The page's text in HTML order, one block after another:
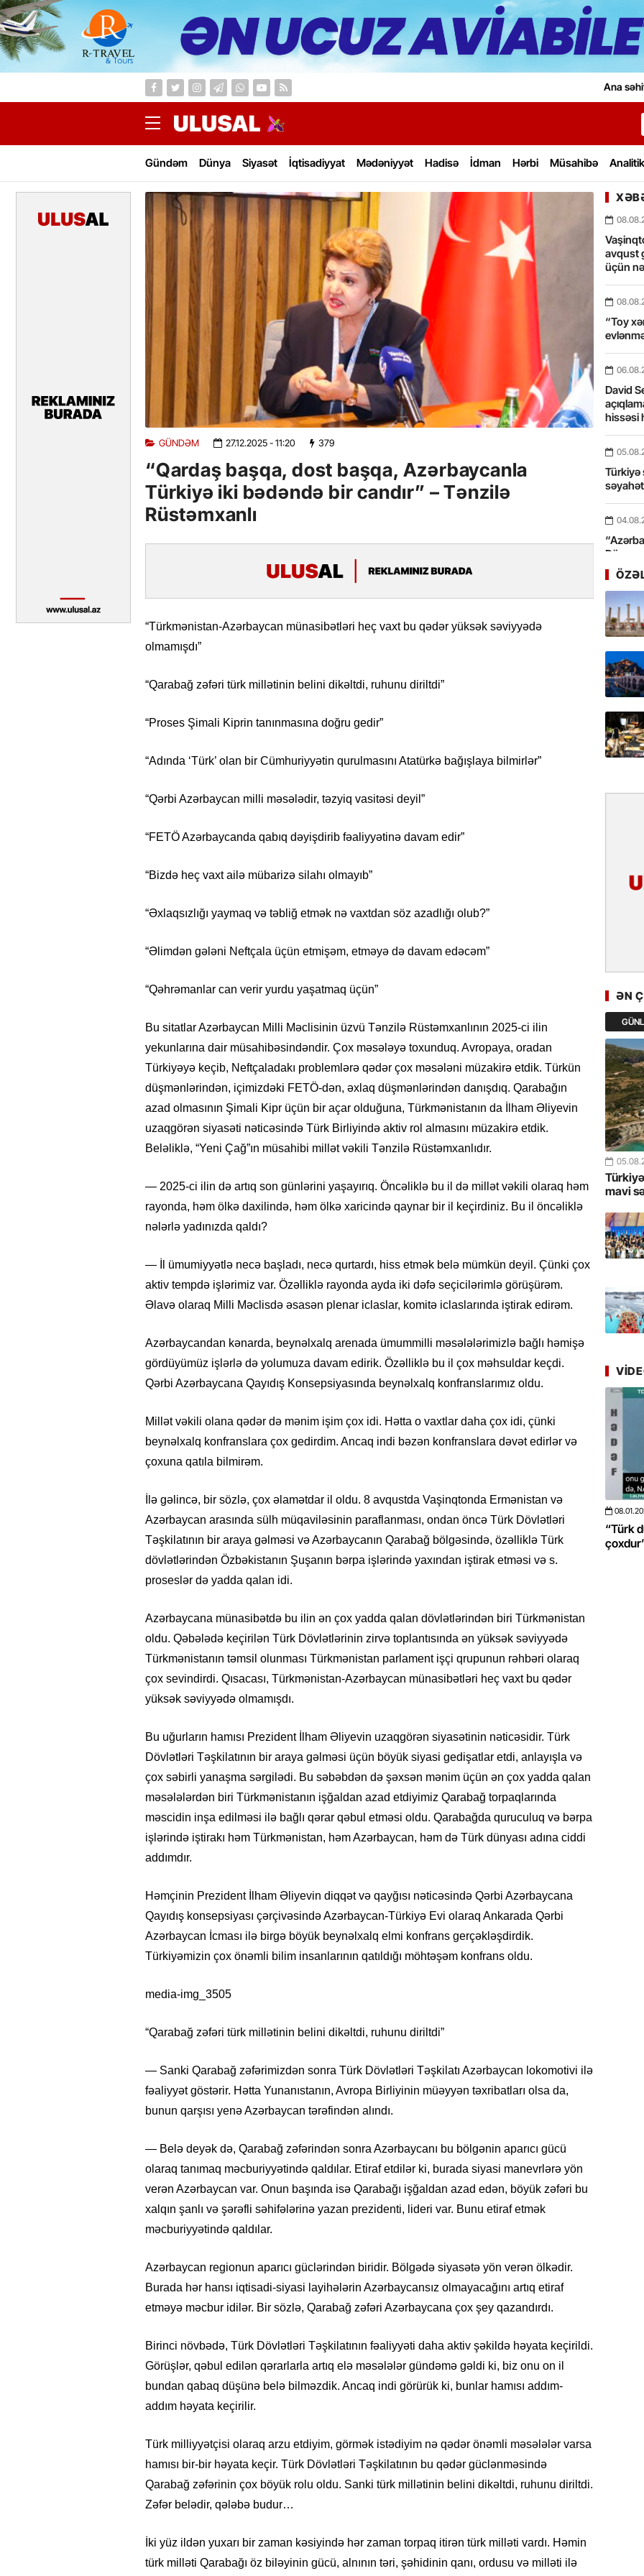
Ana
Gündəm Dünya Siyasət İqtisadiyyat Mədəniyyət Hadisə İdman Hərbi Müsahibə
GÜNDƏM 27.12.2025- 11:20 379
“Qardaş başqa, dost başqa, Azərbaycanla
Türkiyə iki bədəndə bir candır” – Tənzilə
Rüstəmxanlı
“Türkmənistan-Azərbaycan münasibətləri heç vaxt bu qədər yüksək səviyyədə
olmamışdı”
“Qarabağ zəfəri türk millətinin belini dikəltdi, ruhunu diriltdi”
“Proses Şimali Kiprin tanınmasına doğru gedir”
“Adında ‘Türk’ olan bir Cümhuriyyətin qurulmasını Atatürkə bağışlaya bilmirlər”
“Qərbi Azərbaycan milli məsələdir, təzyiq vasitəsi deyil”
“FETÖ Azərbaycanda qabıq dəyişdirib fəaliyyətinə davam edir”
“Bizdə heç vaxt ailə mübarizə silahı olmayıb”
“Əxlaqsızlığı yaymaq və təbliğ etmək nə vaxtdan söz azadlığı olub?”
“Əlimdən gələni Neftçala üçün etmişəm, etməyə də davam edəcəm”
“Qəhrəmanlar can verir yurdu yaşatmaq üçün”
Bu sitatlar Azərbaycan Milli Məclisinin üzvü Tənzilə Rüstəmxanlının 2025-ci ilin
yekunlarına dair müsahibəsindəndir. Çox məsələyə toxunduq. Avropaya, oradan
Türkiyəyə keçib, Neftçaladakı problemlərə qədər çox məsələni müzakirə etdik. Türkün
düşmənlərindən, içimizdəki FETÖ-dən, əxlaq düşmənlərindən danışdıq. Qarabağın
azad olmasının Şimali Kipr üçün bir açar olduğuna, Türkmənistanın da İlham Əliyevin
uzaqgörən siyasəti nəticəsində Türk Birliyində aktiv rol almasını müzakirə etdik.
Beləliklə, “Yeni Çağ”ın müsahibi millət vəkili Tənzilə Rüstəmxanlıdır.
— 2025-ci ilin də artıq son günlərini yaşayırıq. Öncəliklə bu il də millət vəkili olaraq həm
rayonda, həm ölkə daxilində, həm ölkə xaricində qaynar bir il keçirdiniz. Bu il öncəliklə
nələrlə yadınızda qaldı?
— İl ümumiyyətlə necə başladı, necə qurtardı, hiss etmək belə mümkün deyil. Çünki çox
aktiv tempdə işlərimiz var. Özəlliklə rayonda ayda iki dəfə seçicilərimlə görüşürəm.
Əlavə olaraq Milli Məclisdə əsasən plenar iclaslar, komitə iclaslarında iştirak edirəm.
Azərbaycandan kənarda, beynəlxalq arenada ümummilli məsələlərimizlə bağlı həmişə
gördüyümüz işlərlə də yolumuza davam edirik. Özəlliklə bu il çox məhsuldar keçdi.
Qərbi Azərbaycana Qayıdış Konsepsiyasında beynəlxalq konfranslarımız oldu.
Millət vəkili olana qədər də mənim işim çox idi. Hətta o vaxtlar daha çox idi, çünki
beynəlxalq konfranslara çox gedirdim. Ancaq indi bəzən konfranslara dəvət edirlər və
çoxuna qatıla bilmirəm.
İlə gəlincə, bir sözlə, çox əlamətdar il oldu. 8 avqustda Vaşinqtonda Ermənistan və
Azərbaycan arasında sülh müqaviləsinin paraflanması, ondan öncə Türk Dövlətləri
Təşkilatının bir araya gəlməsi və Azərbaycanın Qarabağ bölgəsində, özəlliklə Türk
dövlətlərindən Özbəkistanın Şuşanın bərpa işlərində yaxından iştirak etməsi və s.
proseslər də yadda qalan idi.
Azərbaycana münasibətdə bu ilin ən çox yadda qalan dövlətlərindən biri Türkmənistan
oldu. Qəbələdə keçirilən Türk Dövlətlərinin zirvə toplantısında ən yüksək səviyyədə
Türkmənistanın təmsil olunması Türkmənistan parlament işçi qrupunun rəhbəri olaraq
çox sevindirdi. Qısacası, Türkmənistan-Azərbaycan münasibətləri heç vaxt bu qədər
yüksək səviyyədə olmamışdı.
Bu uğurların hamısı Prezident İlham Əliyevin uzaqgörən siyasətinin nəticəsidir. Türk
Dövlətləri Təşkilatının bir araya gəlməsi üçün böyük siyasi gedişatlar etdi, anlayışla və
çox səbirli yanaşma sərgilədi. Bu səbəbdən də şəxsən mənim üçün ən çox yadda qalan
məsələlərdən biri Türkmənistanın işğaldan azad etdiyimiz Qarabağ torpaqlarında
məscidin inşa edilməsi ilə bağlı qərar qəbul etməsi oldu. Qarabağda quruculuq və bərpa
işlərində iştirakı həm Türkmənistan, həm Azərbaycan, həm də Türk dünyası adına ciddi
addımdır.
Həmçinin Prezident İlham Əliyevin diqqət və qayğısı nəticəsində Qərbi Azərbaycana
Qayıdış konsepsiyası çərçivəsində Azərbaycan-Türkiyə Evi olaraq Ankarada Qərbi
Azərbaycan İcması ilə birgə böyük beynəlxalq elmi konfrans gerçəkləşdirdik.
Türkiyəmizin çox önəmli bilim insanlarının qatıldığı möhtəşəm konfrans oldu.
media-img_3505
“Qarabağ zəfəri türk millətinin belini dikəltdi, ruhunu diriltdi”
— Sanki Qarabağ zəfərimizdən sonra Türk Dövlətləri Təşkilatı Azərbaycan lokomotivi ilə
fəaliyyət göstərir. Hətta Yunanıstanın, Avropa Birliyinin müəyyən təxribatları olsa da,
bunun qarşısı yenə Azərbaycan tərəfindən alındı.
— Belə deyək də, Qarabağ zəfərindən sonra Azərbaycanı bu bölgənin aparıcı gücü
olaraq tanımaq məcburiyyətində qaldılar. Etiraf etdilər ki, burada siyasi manevrlərə yön
verən Azərbaycan var. Onun başında isə Qarabağı işğaldan azad edən, böyük zəfəri bu
xalqın şanlı və şərəfli səhifələrinə yazan prezidenti, lideri var. Bunu etiraf etmək
məcburiyyətində qaldılar.
Azərbaycan regionun aparıcı güclərindən biridir. Bölgədə siyasətə yön verən ölkədir.
Burada hər hansı iqtisadi-siyasi layihələrin Azərbaycansız olmayacağını artıq etiraf
etməyə məcbur idilər. Bir sözlə, Qarabağ zəfəri Azərbaycana çox şey qazandırdı.
Birinci növbədə, Türk Dövlətləri Təşkilatının fəaliyyəti daha aktiv şəkildə həyata keçirildi.
Görüşlər, qəbul edilən qərarlarla artıq elə məsələlər gündəmə gəldi ki, biz onu on il
bundan qabaq düşünə belə bilməzdik. Ancaq indi görürük ki, bunlar hamısı addım-
addım həyata keçirilir.
Türk milliyyətçisi olaraq arzu etdiyim, görmək istədiyim nə qədər önəmli məsələlər varsa
hamısı bir-bir həyata keçir. Türk Dövlətləri Təşkilatının bu qədər güclənməsində
Qarabağ zəfərinin çox böyük rolu oldu. Sanki türk millətinin belini dikəltdi, ruhunu diriltdi.
Zəfər belədir, qələbə budur…
İki yüz ildən yuxarı bir zaman kəsiyində hər zaman torpaq itirən türk milləti vardı. Həmin
türk milləti Qarabağı öz biləyinin gücü, alnının təri, şəhidinin qanı, ordusu və milləti ilə
avqust
üçün
“Toy
David
hissəsi
Türkiyə
xidmət
Bosfor
dəfə
Ana
Yeni
Asiya
inkişaf
Awards
-
YAP
Günü
yer tutur
ƏN
mavi
“ABŞ və Qərb Çinin daha da böyüməsini
istəmir”- VİDEO
“Türk dünyası ilə bağlı görüləcək işlər
çoxdur” -VİDEO